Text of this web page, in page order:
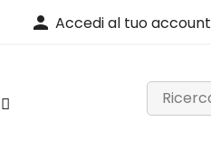
person Accedi al tuo account